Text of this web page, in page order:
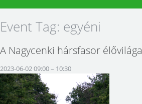
Event Tag: egyéni
A Nagycenki hársfasor élővilága
2023-06-02 09:00– 10:30